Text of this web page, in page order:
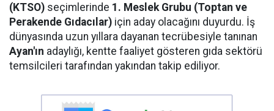
(KTSO) seçimlerinde 1. Meslek Grubu (Toptan ve
Perakende Gıdacılar) için aday olacağını duyurdu. İş
dünyasında uzun yıllara dayanan tecrübesiyle tanınan
Ayan'ın adaylığı, kentte faaliyet gösteren gıda sektörü
temsilcileri tarafından yakından takip ediliyor.